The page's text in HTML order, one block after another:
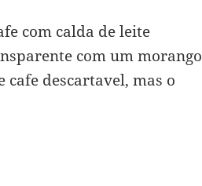
com calda de leite
com um morango
descartavel, mas o